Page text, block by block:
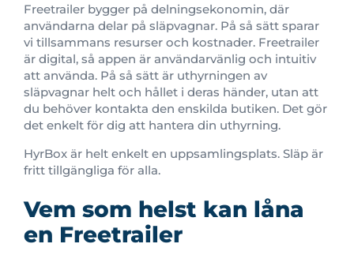
Freetrailer bygger på delningsekonomin, där
användarna delar på släpvagnar. På så sätt sparar
vi tillsammans resurser och kostnader. Freetrailer
är digital, så appen är användarvänlig och intuitiv
att använda. På så sätt är uthyrningen av
släpvagnar helt och hållet i deras händer, utan att
du behöver kontakta den enskilda butiken. Det gör
det enkelt för dig att hantera din uthyrning.
HyrBox är helt enkelt en uppsamlingsplats. Släp är
fritt tillgängliga för alla.
Vem som helst kan låna
en Freetrailer